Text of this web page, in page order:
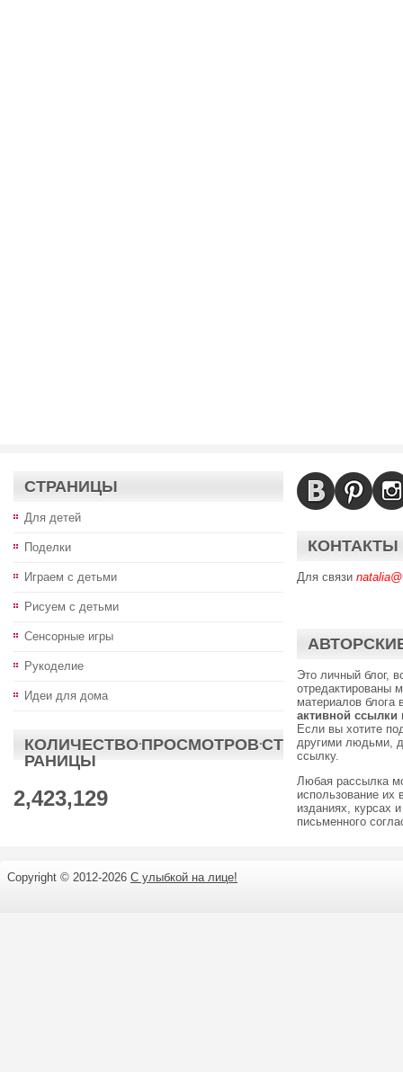
СТРАНИЦЫ
Для детей
Поделки
Играем с детьми
Рисуем с детьми
Сенсорные игры
Рукоделие
Идеи для дома
КОЛИЧЕСТВО·ПРОСМОТРОВ·СТ
РАНИЦЫ
2,423,129
КОНТАКТЫ
Для связи
Это личный блог,
отредактированы
материалов блога
активной ссылки
Если вы хотите
другими людьми,
ссылку.
Любая рассылка
использование их
изданиях, курсах
письменного
Copyright © 2012-2026 С улыбкой на лице!